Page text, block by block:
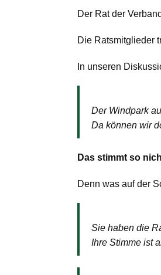
Der Rat der
Die Ratsmitglieder
In unseren
Der Windpark
Da können wir
Das stimmt so
Denn was auf der
Sie haben die
Ihre Stimme ist